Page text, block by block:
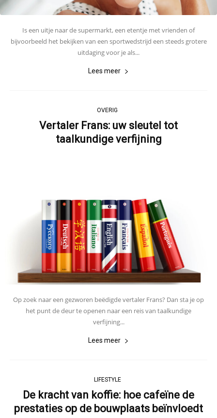
Is een uitje naar de supermarkt, een etentje met vrienden of
bijvoorbeeld het bekijken van een sportwedstrijd een steeds grotere
uitdaging voor je als...
Lees meer
OVERIG
Vertaler Frans: uw sleutel tot
taalkundige verfijning
Op zoek naar een gezworen beëdigde vertaler Frans? Dan sta je op
het punt de deur te openen naar een reis van taalkundige
verfijning...
Lees meer
LIFESTYLE
De kracht van koffie: hoe cafeïne de
prestaties op de bouwplaats beïnvloedt